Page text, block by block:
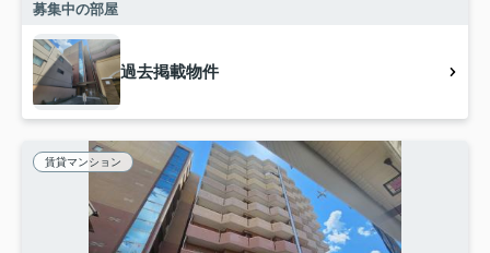
募集中の部屋
過去掲載物件
賃貸マンション